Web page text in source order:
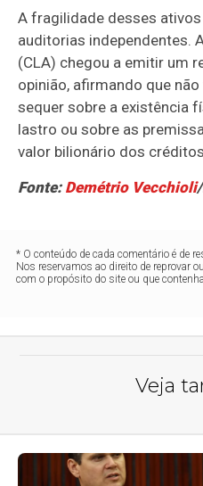
A fragilidade desses
auditorias independentes.
(CLA) chegou a emitir um
opinião, afirmando que
sequer sobre a existência
lastro ou sobre as
valor bilionário dos
Fonte: Demétrio Vecchioli
* O conteúdo de cada comentário é de
Nos reservamos ao direito de reprovar
com o propósito do site ou que
Veja